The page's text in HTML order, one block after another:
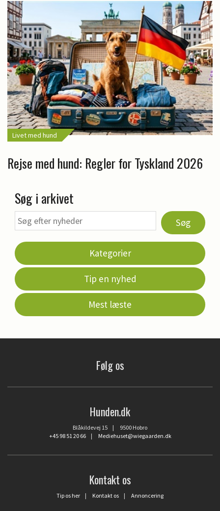
Livet med hund
Rejse med hund: Regler for Tyskland 2026
Søg i arkivet
Søg
Kategorier
Tip en nyhed
Mest læste
Følg os
Hunden.dk
Blåkildevej 15 | 9500 Hobro
+45 98 51 20 66| Mediehuset@wiegaarden.dk
Kontakt os
Tip os her | Kontakt os | Annoncering